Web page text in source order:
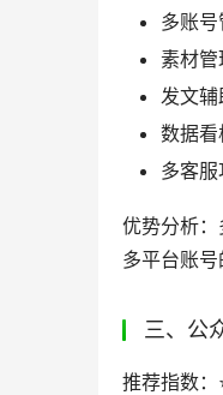
多账
素材
发文
数据
多客
优势分析
多平台账号
三、公
推荐指数：